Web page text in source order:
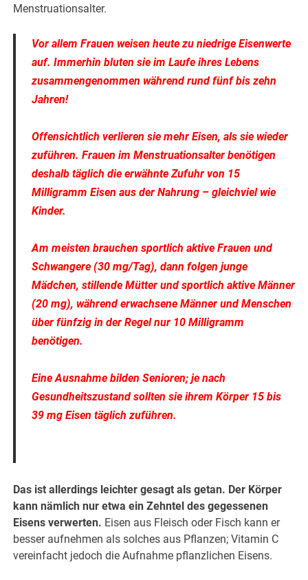
Menstruationsalter.
Vor allem Frauen weisen heute zu niedrige Eisenwerte
auf. Immerhin bluten sie im Laufe ihres Lebens
zusammengenommen während rund fünf bis zehn
Jahren!
Offensichtlich verlieren sie mehr Eisen, als sie wieder
zuführen. Frauen im Menstruationsalter benötigen
deshalb täglich die erwähnte Zufuhr von 15
Milligramm Eisen aus der Nahrung – gleichviel wie
Kinder.
Am meisten brauchen sportlich aktive Frauen und
Schwangere (30 mg/Tag), dann folgen junge
Mädchen, stillende Mütter und sportlich aktive Männer
(20 mg), während erwachsene Männer und Menschen
über fünfzig in der Regel nur 10 Milligramm
benötigen.
Eine Ausnahme bilden Senioren; je nach
Gesundheitszustand sollten sie ihrem Körper 15 bis
39 mg Eisen täglich zuführen.
Das ist allerdings leichter gesagt als getan. Der Körper
kann nämlich nur etwa ein Zehntel des gegessenen
Eisens verwerten. Eisen aus Fleisch oder Fisch kann er
besser aufnehmen als solches aus Pflanzen; Vitamin C
vereinfacht jedoch die Aufnahme pflanzlichen Eisens.